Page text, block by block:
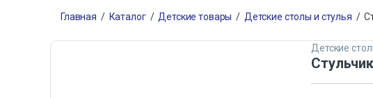
Главная / Каталог / Детские товары / Детские столы и стулья /
Детские